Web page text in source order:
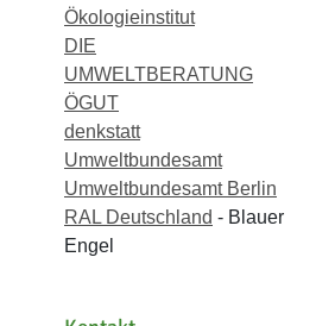
Ökologieinstitut
DIE
UMWELTBERATUNG
ÖGUT
denkstatt
Umweltbundesamt
Umweltbundesamt Berlin
RAL Deutschland - Blauer
Engel